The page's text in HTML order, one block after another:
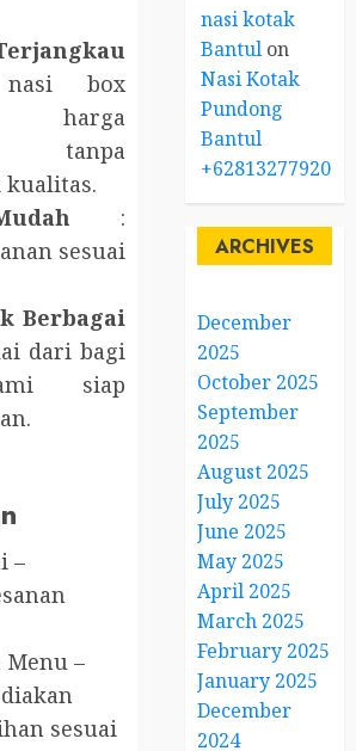
nasi box
harga
tanpa
:
sesuai
Berbagai
dari bagi
siap
–
–
sesuai
nasi kotak
Bantul on
Nasi Kotak
Pundong
Bantul
+6281327792084
ARCHIVES
December
2025
October 2025
September
2025
August 2025
July 2025
June 2025
May 2025
April 2025
March 2025
February 2025
January 2025
December
2024